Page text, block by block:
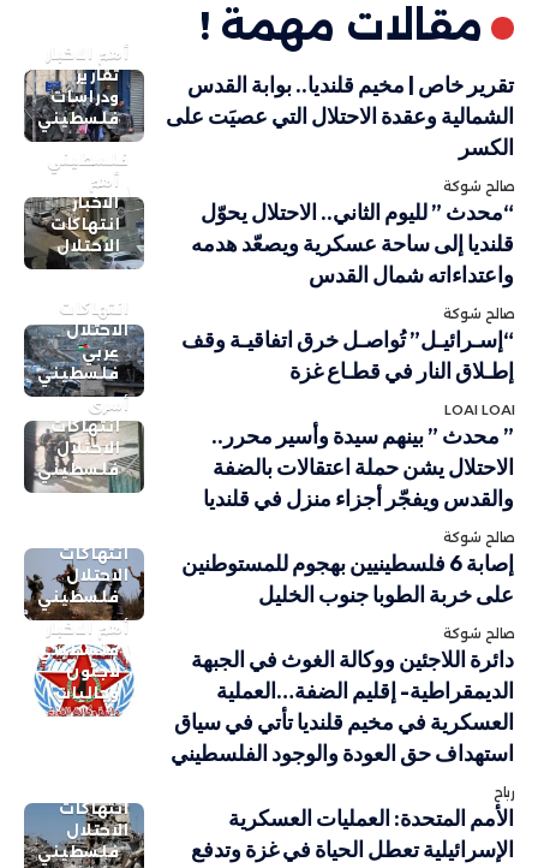
مقالات مهمة !
أهم الاخبار
تقارير
ودراسات
فلسطيني
تقرير خاص | مخيم قلنديا.. بوابة القدس
الشمالية وعقدة الاحتلال التي عصيَت على
الكسر
صالح شوكة
فلسطيني
أهم
الاخبار
انتهاكات
الاحتلال
“محدث ” لليوم الثاني.. الاحتلال يحوّل
قلنديا إلى ساحة عسكرية ويصعّد هدمه
واعتداءاته شمال القدس
صالح شوكة
انتهاكات
الاحتلال
عربي
فلسطيني
“إسـرائيـل” تُواصـل خرق اتفاقيـة وقف
إطـلاق النار في قطـاع غزة
LOAI LOAI
أسرى
انتهاكات
الاحتلال
فلسطيني
” محدث ” بينهم سيدة وأسير محرر..
الاحتلال يشن حملة اعتقالات بالضفة
والقدس ويفجّر أجزاء منزل في قلنديا
صالح شوكة
انتهاكات
الاحتلال
فلسطيني
إصابة 6 فلسطينيين بهجوم للمستوطنين
على خربة الطوبا جنوب الخليل
صالح شوكة
أهم الاخبار
فلسطيني
لاجئون
وجاليات
دائرة اللاجئين ووكالة الغوث في الجبهة
الديمقراطية- إقليم الضفة…العملية
العسكرية في مخيم قلنديا تأتي في سياق
استهداف حق العودة والوجود الفلسطيني
رباح
انتهاكات
الاحتلال
فلسطيني
الأمم المتحدة: العمليات العسكرية
الإسرائيلية تعطل الحياة في غزة وتدفع